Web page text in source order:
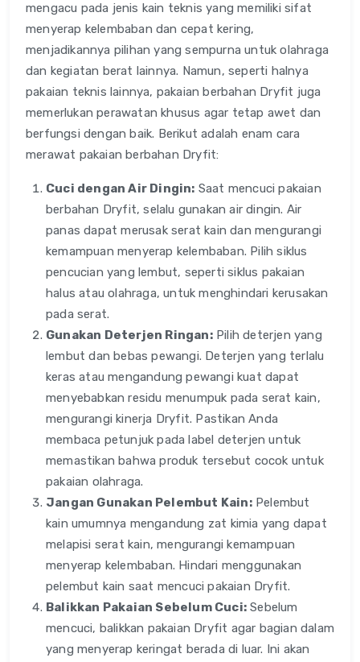
mengacu pada jenis kain teknis yang memiliki sifat
menyerap kelembaban dan cepat kering,
menjadikannya pilihan yang sempurna untuk olahraga
dan kegiatan berat lainnya. Namun, seperti halnya
pakaian teknis lainnya, pakaian berbahan Dryfit juga
memerlukan perawatan khusus agar tetap awet dan
berfungsi dengan baik. Berikut adalah enam cara
merawat pakaian berbahan Dryfit:
Cuci dengan Air Dingin: Saat mencuci pakaian
berbahan Dryfit, selalu gunakan air dingin. Air
panas dapat merusak serat kain dan mengurangi
kemampuan menyerap kelembaban. Pilih siklus
pencucian yang lembut, seperti siklus pakaian
halus atau olahraga, untuk menghindari kerusakan
pada serat.
Gunakan Deterjen Ringan:Pilih deterjen yang
lembut dan bebas pewangi. Deterjen yang terlalu
keras atau mengandung pewangi kuat dapat
menyebabkan residu menumpuk pada serat kain,
mengurangi kinerja Dryfit. Pastikan Anda
membaca petunjuk pada label deterjen untuk
memastikan bahwa produk tersebut cocok untuk
pakaian olahraga.
Jangan Gunakan Pelembut Kain:Pelembut
kain umumnya mengandung zat kimia yang dapat
melapisi serat kain, mengurangi kemampuan
menyerap kelembaban. Hindari menggunakan
pelembut kain saat mencuci pakaian Dryfit.
Balikkan Pakaian Sebelum Cuci: Sebelum
mencuci, balikkan pakaian Dryfit agar bagian dalam
yang menyerap keringat berada di luar. Ini akan